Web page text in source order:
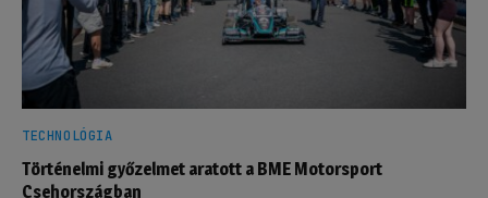
TECHNOLÓGIA
Történelmi győzelmet aratott a BME Motorsport
Csehországban